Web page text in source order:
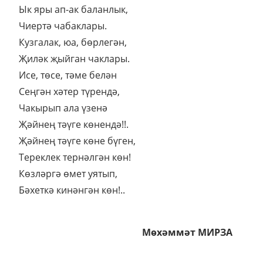
Ык яры ап-ак баланлык,
Чиертә чабаклары.
Кузгалак, юа, бөрлегән,
Җиләк җыйган чаклары.
Исе, төсе, тәме белән
Сеңгән хәтер түрендә,
Чакырып ала үзенә
Җәйнең тәүге көнендә!!.
Җәйнең тәүге көне бүген,
Тереклек тернәлгән көн!
Көзләргә өмет уятып,
Бәхеткә кинәнгән көн!..
Мөхәммәт МИРЗА